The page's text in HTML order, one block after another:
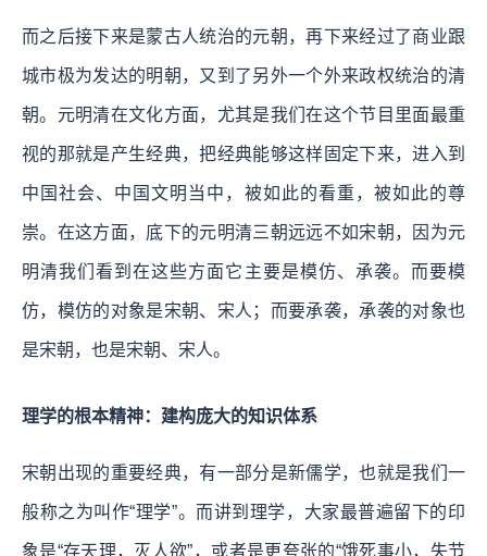
而之后接下来是蒙古人统治的元朝，再下来经过了商业跟
城市极为发达的明朝，又到了另外一个外来政权统治的清
朝。元明清在文化方面，尤其是我们在这个节目里面最重
视的那就是产生经典，把经典能够这样固定下来，进入到
中国社会、中国文明当中，被如此的看重，被如此的尊
崇。在这方面，底下的元明清三朝远远不如宋朝，因为元
明清我们看到在这些方面它主要是模仿、承袭。而要模
仿，模仿的对象是宋朝、宋人；而要承袭，承袭的对象也
是宋朝，也是宋朝、宋人。
理学的根本精神：建构庞大的知识体系
宋朝出现的重要经典，有一部分是新儒学，也就是我们一
般称之为叫作“理学”。而讲到理学，大家最普遍留下的印
象是“存天理，灭人欲”，或者是更夸张的“饿死事小，失节